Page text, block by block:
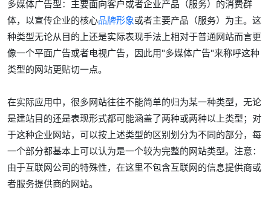
多媒体广告型：主要面向客户或者企业产品（服务）的消费群
体，以宣传企业的核心品牌形象或者主要产品（服务）为主。这
种类型无论从目的上还是实际表现手法上相对于普通网站而言更
像一个平面广告或者电视广告，因此用"多媒体广告"来称呼这种
类型的网站更贴切一点。
在实际应用中，很多网站往往不能简单的归为某一种类型，无论
是建站目的还是表现形式都可能涵盖了两种或两种以上类型；对
于这种企业网站，可以按上述类型的区别划分为不同的部分，每
一个部分都基本上可以认为是一个较为完整的网站类型。注意：
由于互联网公司的特殊性，在这里不包含互联网的信息提供商或
者服务提供商的网站。